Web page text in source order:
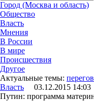
Город (Москва и область)
Общество
Власть
Мнения
В России
В мире
Происшествия
Другое
Актуальные темы:
Власть 03.12.2015 14:03
Путин: программа